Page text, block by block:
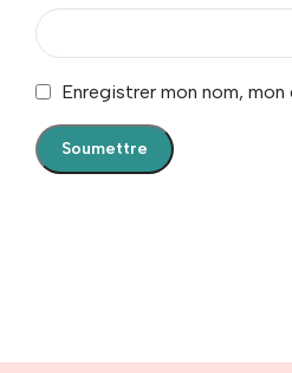
Enregistrer mon nom,